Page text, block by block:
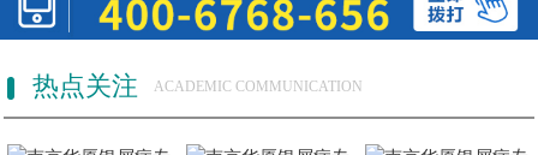
热点关注 ACADEMIC COMMUNICATION